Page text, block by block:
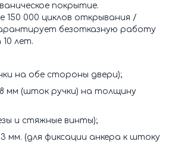
покрытие.
150 000 циклов открывания /
безотказную работу
10 лет.
на обе стороны двери);
мм (шток ручки) на толщину
и стяжные винты);
мм. (для фиксации анкера к штоку